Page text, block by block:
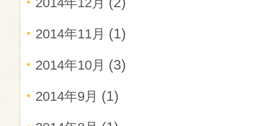
2014年11月 (1)
2014年10月 (3)
2014年9月 (1)